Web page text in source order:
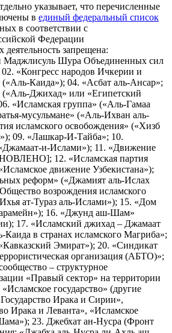
указывает, что перечисленные
в единый федеральный список
в соответствии с
Федерации
деятельность запрещена:
Шура Объединенных сил
«Конгресс народов Ичкерии и
(«Аль-Каида»); 04. «Асбат аль-Ансар»;
Джихад» или «Египетский
«Исламская группа» («Аль-Гамаа
мусульмане» («Аль-Ихван аль-
исламского освобождения» («Хизб
09. «Лашкар-И-Тайба»; 10.
и-Ислами»); 11. «Движение
12. «Исламская партия
движение Узбекистана»);
реформ» («Джамият аль-Ислах
возрождения исламского
ат-Тураз аль-Ислами»); 15. «Дом
16. «Джунд аш-Шам»
17. «Исламский джихад – Джамаат
в странах исламского Магриба»;
Эмират»); 20. «Синдикат
организация (АБТО)»;
– структурное
«Правый сектор» на территории
государство» (другие
Ирака и Сирии»,
Ирака и Леванта», «Исламское
23. Джебхат ан-Нусра (Фронт